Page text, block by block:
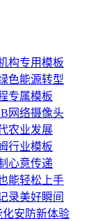
构专用模板
色能源转型
专属模板
网络摄像头
农业发展
行业模板
心意传递
能轻松上手
录美好瞬间
安防新体验